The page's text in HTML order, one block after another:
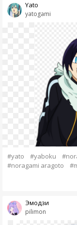
yatogami
Yato
#yato #yaboku
#noragami aragoto
pilimon
Эмодзи